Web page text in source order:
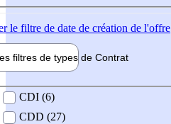
le filtre de date de création de l'offre
filtres de types de Contrat
contrat
CDI (6)
CDD (27)